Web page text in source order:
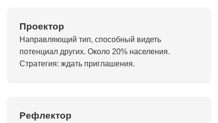
Проектор
Направляющий тип, способный видеть
потенциал других. Около 20% населения.
Стратегия: ждать приглашения.
Рефлектор